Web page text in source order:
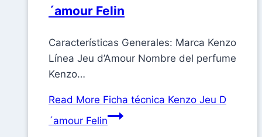
´amour Felin
Características Generales: Marca Kenzo
Línea Jeu d’Amour Nombre del perfume
Kenzo…
Read More Ficha técnica Kenzo Jeu D
´amour Felin